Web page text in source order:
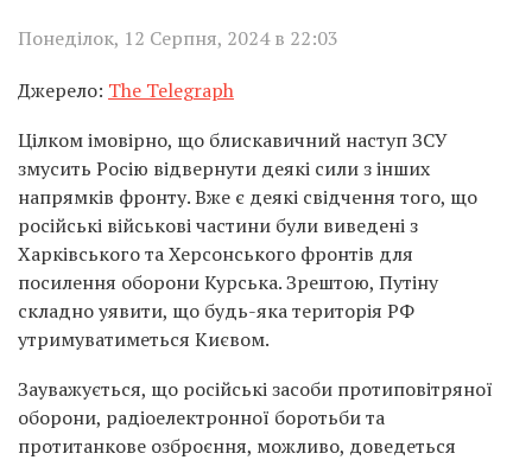
Понеділок, 12 Серпня, 2024 в 22:03
Джерело: The Telegraph
Цілком імовірно, що блискавичний наступ ЗСУ
змусить Росію відвернути деякі сили з інших
напрямків фронту. Вже є деякі свідчення того, що
російські військові частини були виведені з
Харківського та Херсонського фронтів для
посилення оборони Курська. Зрештою, Путіну
складно уявити, що будь-яка територія РФ
утримуватиметься Києвом.
Зауважується, що російські засоби протиповітряної
оборони, радіоелектронної боротьби та
протитанкове озброєння, можливо, доведеться